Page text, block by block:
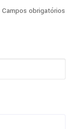
Campos obrigatórios